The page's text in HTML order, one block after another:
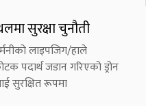
सुरक्षा चुनौती
लाइपजिग/हाले
पदार्थ जडान गरिएको ड्रोन
सुरक्षित रूपमा